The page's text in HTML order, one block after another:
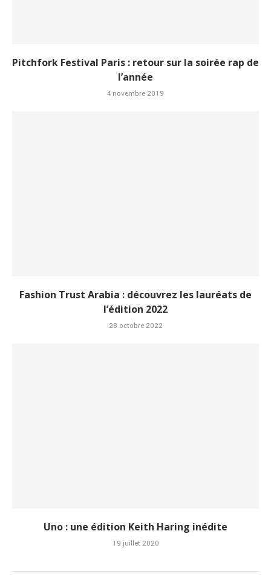
Pitchfork Festival Paris : retour sur la soirée rap de
l’année
4 novembre 2019
Fashion Trust Arabia : découvrez les lauréats de
l’édition 2022
28 octobre 2022
Uno : une édition Keith Haring inédite
19 juillet 2020